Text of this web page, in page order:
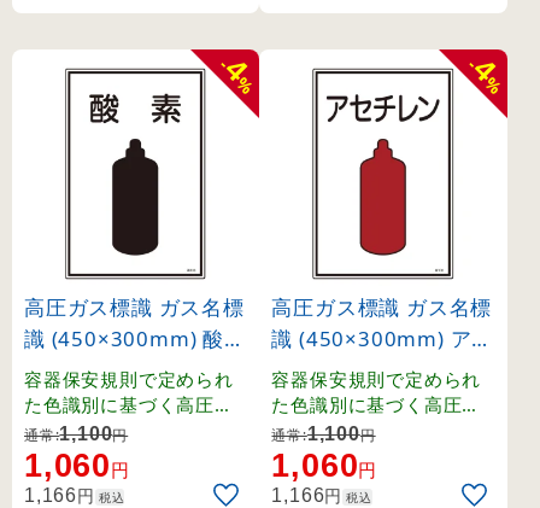
-
4
%
高圧ガス標識 ガス名標
識 (450×300mm) 酸素
(39103)
容器保安規則で定められ
た色識別に基づく高圧ガ
ス関係の標識です。
通常:1,100円
1,060円
1,166円 税込
-
4
%
高圧ガス標識 ガス名標
識 (450×300mm) アセ
チレン (39106)
容器保安規則で定められ
た色識別に基づく高圧ガ
ス関係の標識です。
通常:1,100円
1,060円
1,166円 税込